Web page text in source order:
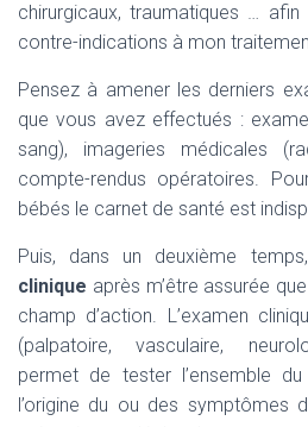
chirurgicaux, traumatiques … afin
contre-indications à mon
Pensez à amener les derniers
que vous avez effectués :
sang), imageries médicales
compte-rendus opératoires.
bébés le carnet de santé est
Puis, dans un deuxième
clinique après m’être assurée
champ d’action. L’examen
(palpatoire, vasculaire,
permet de tester l’ensemble
l’origine du ou des symptômes